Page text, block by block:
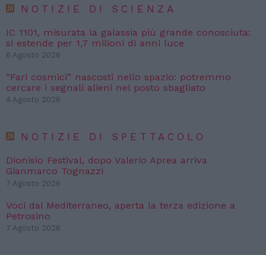
NOTIZIE DI SCIENZA
IC 1101, misurata la galassia più grande conosciuta:
si estende per 1,7 milioni di anni luce
6 Agosto 2026
“Fari cosmici” nascosti nello spazio: potremmo
cercare i segnali alieni nel posto sbagliato
4 Agosto 2026
NOTIZIE DI SPETTACOLO
Dionisio Festival, dopo Valerio Aprea arriva
Gianmarco Tognazzi
7 Agosto 2026
Voci dal Mediterraneo, aperta la terza edizione a
Petrosino
7 Agosto 2026